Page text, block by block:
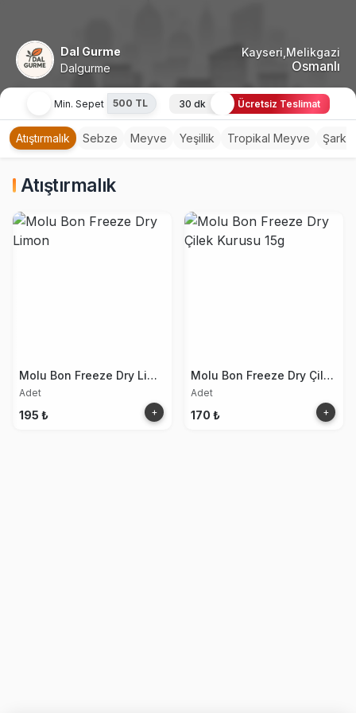
Dal Gurme
Dalgurme
Kayseri,Melikgazi
Osmanlı
Min. Sepet 500 TL 30 dk Ücretsiz Teslimat
Atıştırmalık Sebze Meyve Yeşillik Tropikal Meyve
Atıştırmalık
Molu Bon Freeze Dry Limon
Adet
195 ₺ +
Molu Bon Freeze Dry Çilek Kurusu 15g
Adet
170 ₺ +